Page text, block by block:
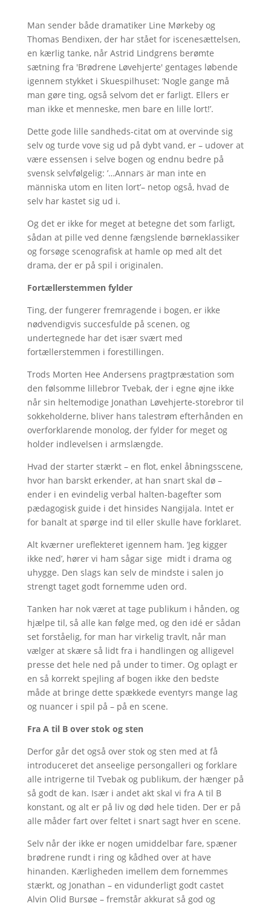
Man sender både dramatiker Line Mørkeby og
Thomas Bendixen, der har stået for iscenesættelsen,
en kærlig tanke, når Astrid Lindgrens berømte
sætning fra 'Brødrene Løvehjerte' gentages løbende
igennem stykket i Skuespilhuset: ’Nogle gange må
man gøre ting, også selvom det er farligt. Ellers er
man ikke et menneske, men bare en lille lort!’.
Dette gode lille sandheds-citat om at overvinde sig
selv og turde vove sig ud på dybt vand, er – udover at
være essensen i selve bogen og endnu bedre på
svensk selvfølgelig: ’…Annars är man inte en
människa utom en liten lort’– netop også, hvad de
selv har kastet sig ud i.
Og det er ikke for meget at betegne det som farligt,
sådan at pille ved denne fængslende børneklassiker
og forsøge scenografisk at hamle op med alt det
drama, der er på spil i originalen.
Fortællerstemmen fylder
Ting, der fungerer fremragende i bogen, er ikke
nødvendigvis succesfulde på scenen, og
undertegnede har det især svært med
fortællerstemmen i forestillingen.
Trods Morten Hee Andersens pragtpræstation som
den følsomme lillebror Tvebak, der i egne øjne ikke
når sin heltemodige Jonathan Løvehjerte-storebror til
sokkeholderne, bliver hans talestrøm efterhånden en
overforklarende monolog, der fylder for meget og
holder indlevelsen i armslængde.
Hvad der starter stærkt – en flot, enkel åbningsscene,
hvor han barskt erkender, at han snart skal dø –
ender i en evindelig verbal halten-bagefter som
pædagogisk guide i det hinsides Nangijala. Intet er
for banalt at spørge ind til eller skulle have forklaret.
Alt kværner ureflekteret igennem ham. ’Jeg kigger
ikke ned’, hører vi ham sågar sige midt i drama og
uhygge. Den slags kan selv de mindste i salen jo
strengt taget godt fornemme uden ord.
Tanken har nok været at tage publikum i hånden, og
hjælpe til, så alle kan følge med, og den idé er sådan
set forståelig, for man har virkelig travlt, når man
vælger at skære så lidt fra i handlingen og alligevel
presse det hele ned på under to timer. Og oplagt er
en så korrekt spejling af bogen ikke den bedste
måde at bringe dette spækkede eventyrs mange lag
og nuancer i spil på – på en scene.
Fra A til B over stok og sten
Derfor går det også over stok og sten med at få
introduceret det anseelige persongalleri og forklare
alle intrigerne til Tvebak og publikum, der hænger på
så godt de kan. Især i andet akt skal vi fra A til B
konstant, og alt er på liv og død hele tiden. Der er på
alle måder fart over feltet i snart sagt hver en scene.
Selv når der ikke er nogen umiddelbar fare, spæner
brødrene rundt i ring og kådhed over at have
hinanden. Kærligheden imellem dem fornemmes
stærkt, og Jonathan – en vidunderligt godt castet
Alvin Olid Bursøe – fremstår akkurat så god og